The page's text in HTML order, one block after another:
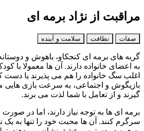
مراقبت از نژاد برمه ای
صفات نظافت سلامت و آینده
گربه‌ های برمه‌ ای کنجکاو، باهوش و
به اعضای خانواده دارند. آن‌ ها معمولا با
اغلب سگ خانواده را هم می‌ پذیرند یا
بازیگوش و اجتماعی، به‌ سرعت بازی‌ هایی
گیرند و از تعامل با شما لذت می‌ برند.
برمه‌ ای‌ ها به توجه نیاز دارند، اما در صورت
سرگرم کنند. آن‌ ها محبت خود را تنها به یک